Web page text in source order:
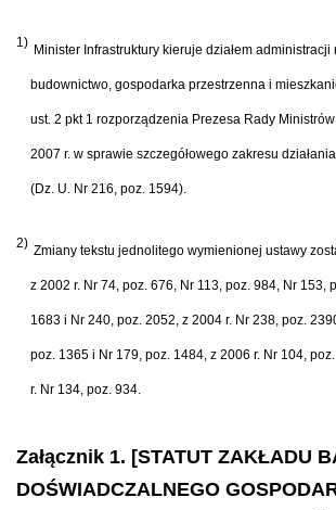
1) Minister Infrastruktury kieruje działem administracji
budownictwo, gospodarka przestrzenna i
ust. 2 pkt 1 rozporządzenia Prezesa Rady
2007 r. w sprawie szczegółowego zakresu
(Dz. U. Nr 216, poz. 1594).
2) Zmiany tekstu jednolitego wymienionej ustawy
z 2002 r. Nr 74, poz. 676, Nr 113, poz. 984, Nr 153,
1683 i Nr 240, poz. 2052, z 2004 r. Nr 238, poz.
poz. 1365 i Nr 179, poz. 1484, z 2006 r. Nr 104,
r. Nr 134, poz. 934.
Załącznik 1. [STATUT ZAKŁADU
DOŚWIADCZALNEGO